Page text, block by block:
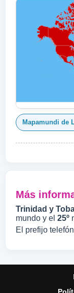
Mapamundi de
Más
Trinidad y
mundo y el 25º
El prefijo